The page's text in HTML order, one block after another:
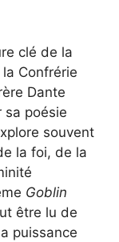
clé de la
Confrérie
Dante
sa poésie
souvent
la foi, de la
Goblin
être lu de
puissance